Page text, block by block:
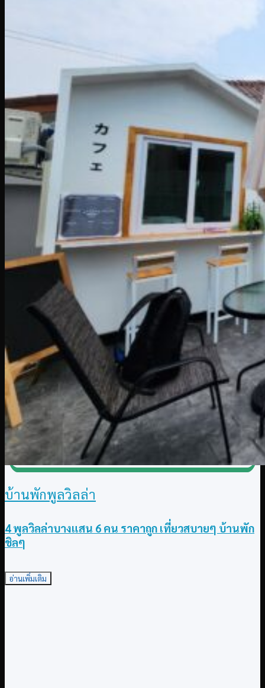
บ้านพักพูลวิลล่า
4 พูลวิลล่าบางแสน 6 คน ราคาถูก เที่ยวสบายๆ บ้านพัก
ชิลๆ
อ่านเพิ่มเติม